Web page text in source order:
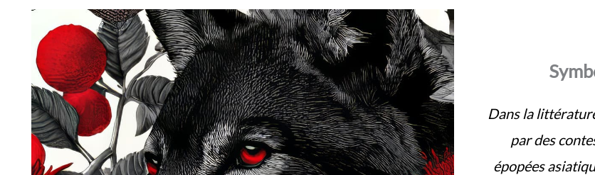
Dans la
par des
épopées